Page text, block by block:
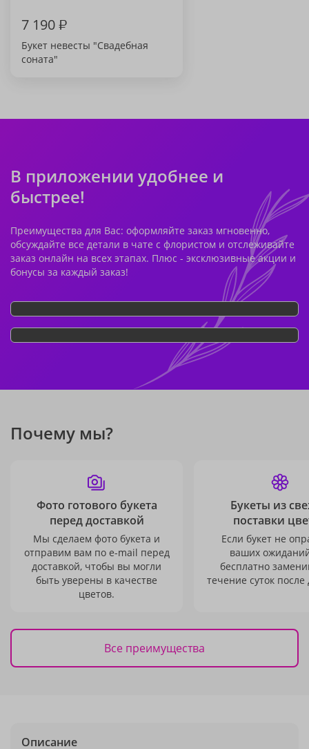
7 190₽
Букет невесты "Свадебная
соната"
В приложении удобнее и
быстрее!
Преимущества для Вас: оформляйте заказ мгновенно,
обсуждайте все детали в чате с флористом и отслеживайте
заказ онлайн на всех этапах. Плюс - эксклюзивные акции и
бонусы за каждый заказ!
Почему мы?
Фото готового букета
перед доставкой
Мы сделаем фото букета и
отправим вам по e-mail перед
доставкой, чтобы вы могли
быть уверены в качестве
цветов.
Букеты из
поставки
Если букет не
ваших
бесплатно
течение суток после
Все преимущества
Описание